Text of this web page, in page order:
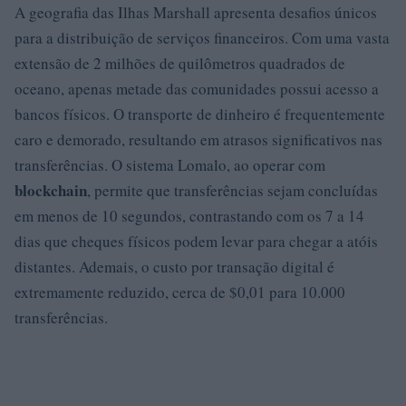
A geografia das Ilhas Marshall apresenta desafios únicos
para a distribuição de serviços financeiros. Com uma vasta
extensão de 2 milhões de quilômetros quadrados de
oceano, apenas metade das comunidades possui acesso a
bancos físicos. O transporte de dinheiro é frequentemente
caro e demorado, resultando em atrasos significativos nas
transferências. O sistema Lomalo, ao operar com
blockchain, permite que transferências sejam concluídas
em menos de 10 segundos, contrastando com os 7 a 14
dias que cheques físicos podem levar para chegar a atóis
distantes. Ademais, o custo por transação digital é
extremamente reduzido, cerca de $0,01 para 10.000
transferências.